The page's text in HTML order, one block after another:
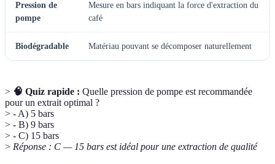
Pression de
pompe
Mesure en bars indiquant la force d'extraction du
café
Biodégradable Matériau pouvant se décomposer naturellement
> 🧠 Quiz rapide : Quelle pression de pompe est recommandée
pour un extrait optimal ?
> - A) 5 bars
> - B) 9 bars
> - C) 15 bars
> Réponse : C — 15 bars est idéal pour une extraction de qualité